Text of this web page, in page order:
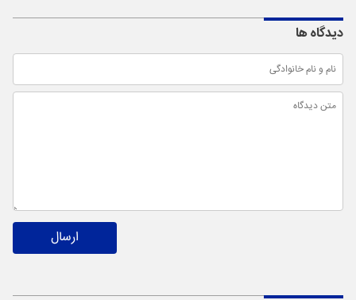
دیدگاه ها
ارسال